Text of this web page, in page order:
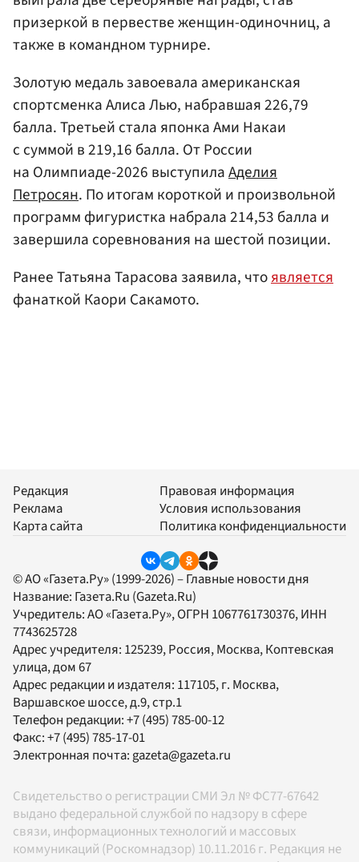
призеркой в первестве женщин-одиночниц, а
также в командном турнире.
Золотую медаль завоевала американская
спортсменка Алиса Лью, набравшая 226,79
балла. Третьей стала японка Ами Накаи
с суммой в 219,16 балла. От России
на Олимпиаде-2026 выступилаАделия
Петросян. По итогам короткой и произвольной
программ фигуристка набрала 214,53 балла и
завершила соревнования на шестой позиции.
Ранее Татьяна Тарасова заявила, чтоявляется
фанаткой Каори Сакамото.
Редакция
Реклама
Карта сайта
Правовая информация
Условия использования
Политика конфиденциальности
© АО «Газета.Ру» (1999-2026) – Главные новости дня
Название: Газета.Ru (Gazeta.Ru)
Учредитель:АО «Газета.Ру», ОГРН 1067761730376, ИНН
7743625728
Адрес учредителя: 125239, Россия, Москва, Коптевская
улица, дом 67
Адрес редакции и издателя: 117105, г. Москва,
Варшавское шоссе, д.9, стр.1
Телефон редакции:+7 (495) 785-00-12
Факс:+7 (495) 785-17-01
Электронная почта:gazeta@gazeta.ru
Свидетельство о регистрации СМИ Эл № ФС77-67642
выдано федеральной службой по надзору в сфере
связи, информационных технологий и массовых
коммуникаций (Роскомнадзор) 10.11.2016 г. Редакция не